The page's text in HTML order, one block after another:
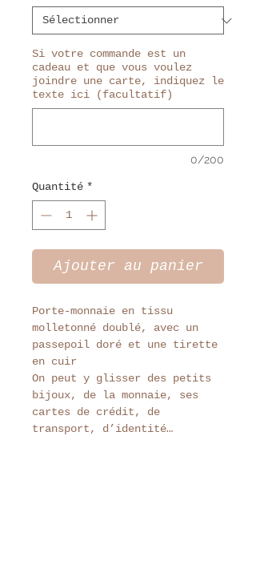
Si votre commande est un
cadeau et que vous voulez
joindre une carte, indiquez le
texte ici (facultatif)
0/200
Quantité *
Ajouter au panier
Porte-monnaie en tissu
molletonné doublé, avec un
passepoil doré et une tirette
en cuir
On peut y glisser des petits
bijoux, de la monnaie, ses
cartes de crédit, de
transport, d’identité…